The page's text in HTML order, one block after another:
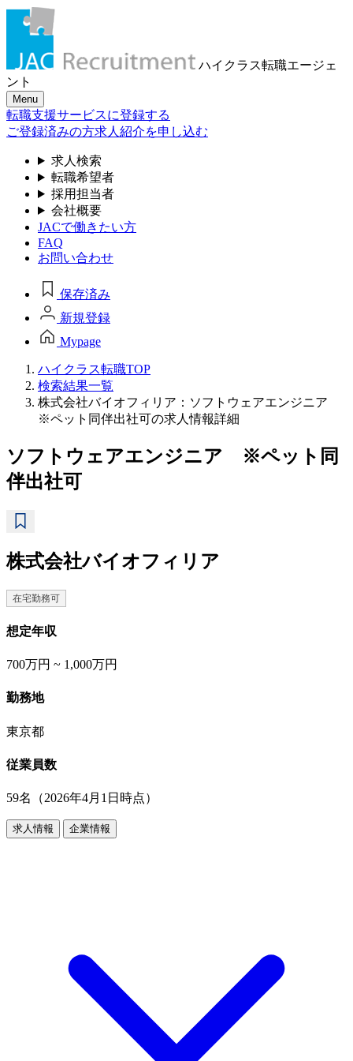
ハイクラス転職エージェ
ント
Menu
転職支援サービスに登録する
ご登録済みの方求人紹介を申し込む
求人検索
転職希望者
採用担当者
会社概要
JACで働きたい方
FAQ
お問い合わせ
保存済み
新規登録
Mypage
ハイクラス転職TOP
検索結果一覧
株式会社バイオフィリア：ソフトウェアエンジニア
※ペット同伴出社可の求人情報詳細
ソフトウェアエンジニア ※ペット同
伴出社可
株式会社バイオフィリア
在宅勤務可
想定年収
700万円 ~ 1,000万円
勤務地
東京都
従業員数
59名（2026年4月1日時点）
求人情報 企業情報